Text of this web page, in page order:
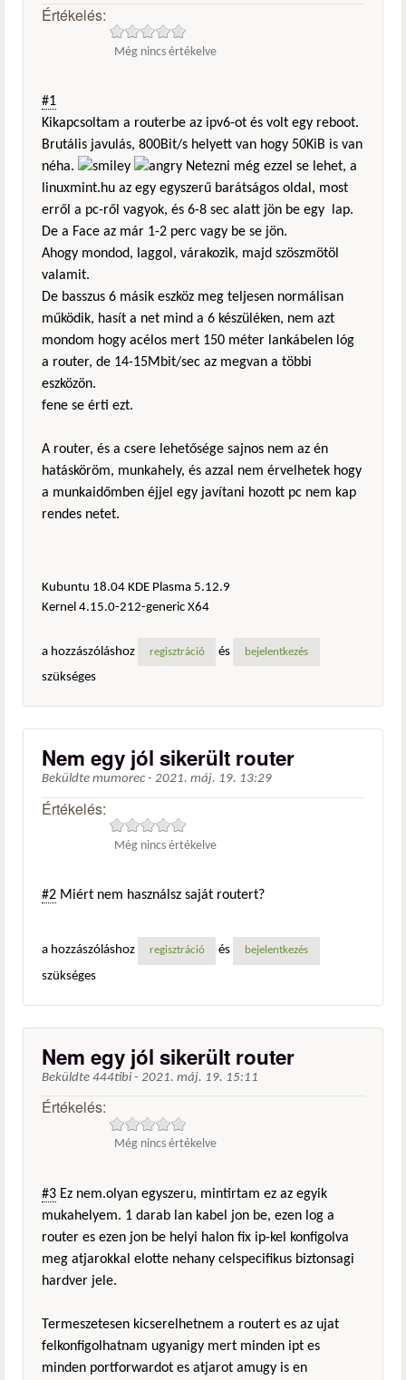
Értékelés:
Még nincs értékelve
#1
Kikapcsoltam a routerbe az ipv6-ot és volt egy reboot.
Brutális javulás, 800Bit/s helyett van hogy 50KiB is van
néha.
Netezni még ezzel se lehet, a
linuxmint.hu az egy egyszerű barátságos oldal, most
erről a pc-ről vagyok, és 6-8 sec alatt jön be egy lap.
De a Face az már 1-2 perc vagy be se jön.
Ahogy mondod, laggol, várakozik, majd szöszmötöl
valamit.
De basszus 6 másik eszköz meg teljesen normálisan
működik, hasít a net mind a 6 készüléken, nem azt
mondom hogy acélos mert 150 méter lankábelen lóg
a router, de 14-15Mbit/sec az megvan a többi
eszközön.
fene se érti ezt.
A router, és a csere lehetősége sajnos nem az én
hatásköröm, munkahely, és azzal nem érvelhetek hogy
a munkaidőmben éjjel egy javítani hozott pc nem kap
rendes netet.
Kubuntu 18.04 KDE Plasma 5.12.9
Kernel 4.15.0-212-generic X64
a hozzászóláshoz regisztráció és bejelentkezés
szükséges
Nem egy jól sikerült router
Beküldte mumorec - 2021. máj. 19. 13:29
Értékelés:
Még nincs értékelve
#2 Miért nem használsz saját routert?
a hozzászóláshoz regisztráció és bejelentkezés
szükséges
Nem egy jól sikerült router
Beküldte 444tibi - 2021. máj. 19. 15:11
Értékelés:
Még nincs értékelve
#3 Ez nem.olyan egyszeru, mintirtam ez az egyik
mukahelyem. 1 darab lan kabel jon be, ezen log a
router es ezen jon be helyi halon fix ip-kel konfigolva
meg atjarokkal elotte nehany celspecifikus biztonsagi
hardver jele.
Termeszetesen kicserelhetnem a routert es az ujat
felkonfigolhatnam ugyanigy mert minden ipt es
minden portforwardot es atjarot amugy is en